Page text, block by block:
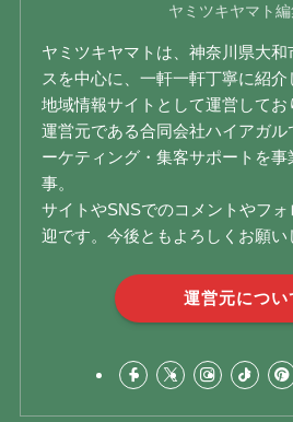
ヤミツキヤマト
ヤミツキヤマトは、神奈川県大
スを中心に、一軒一軒丁寧に紹
地域情報サイトとして運営してお
運営元である合同会社ハイアガ
ーケティング・集客サポートを
事。
サイトやSNSでのコメントやフ
迎です。今後ともよろしくお願い
運営元につい